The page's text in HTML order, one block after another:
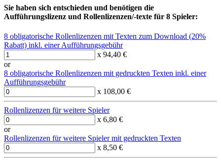
Sie haben sich entschieden und benötigen die
Aufführungslizenz und Rollenlizenzen/-texte für 8 Spieler:
8 obligatorische Rollenlizenzen mit Texten zum Download (20%
Rabatt) inkl. einer Aufführungsgebühr
x 94,40 €
or
8 obligatorische Rollenlizenzen mit gedruckten Texten inkl. einer
Aufführungsgebühr
x 108,00 €
Rollenlizenzen für weitere Spieler
x 6,80 €
or
Rollenlizenzen für weitere Spieler mit gedruckten Texten
x 8,50 €